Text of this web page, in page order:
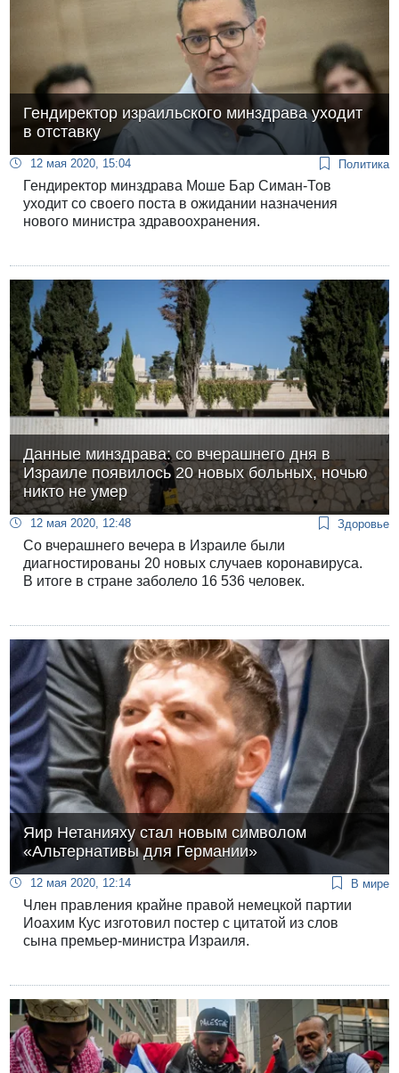
Гендиректор израильского минздрава уходит
в отставку
12 мая 2020, 15:04 Политика
Гендиректор минздрава Моше Бар Симан-Тов
уходит со своего поста в ожидании назначения
нового министра здравоохранения.
Данные минздрава: со вчерашнего дня в
Израиле появилось 20 новых больных, ночью
никто не умер
12 мая 2020, 12:48 Здоровье
Со вчерашнего вечера в Израиле были
диагностированы 20 новых случаев коронавируса.
В итоге в стране заболело 16 536 человек.
Яир Нетанияху стал новым символом
«Альтернативы для Германии»
12 мая 2020, 12:14 В мире
Член правления крайне правой немецкой партии
Иоахим Кус изготовил постер с цитатой из слов
сына премьер-министра Израиля.